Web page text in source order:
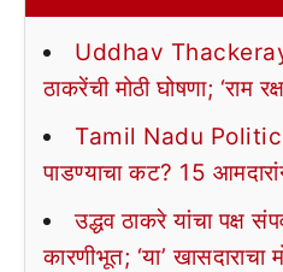
Uddhav Thackeray:
ठाकरेंची मोठी घोषणा; ‘राम
Tamil Nadu
पाडण्याचा कट? 15
उद्धव ठाकरे यांचा पक्ष
कारणीभूत; ‘या’ खासदाराचा